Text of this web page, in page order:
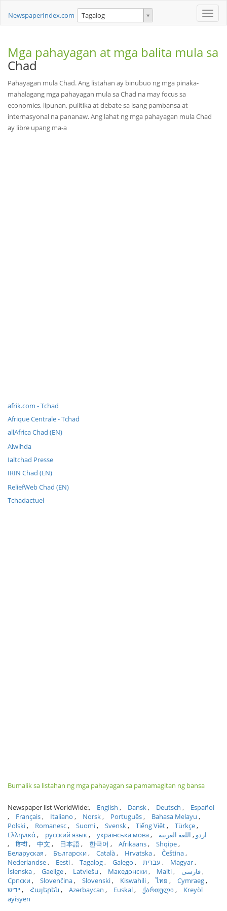
Toggle
NewspaperIndex.com Tagalog
Mga pahayagan at mga balita mula sa
Chad
Pahayagan mula Chad. Ang listahan ay binubuo ng mga pinaka-
mahalagang mga pahayagan mula sa Chad na may focus sa
economics, lipunan, pulitika at debate sa isang pambansa at
internasyonal na pananaw. Ang lahat ng mga pahayagan mula Chad
ay libre upang ma-a
afrik.com - Tchad
Afrique Centrale - Tchad
allAfrica Chad (EN)
Alwihda
Ialtchad Presse
IRIN Chad (EN)
ReliefWeb Chad (EN)
Tchadactuel
Bumalik sa listahan ng mga pahayagan sa pamamagitan ng bansa
Newspaper list WorldWide: English Dansk Deutsch
Español
Français
Italiano Norsk Português
Bahasa Melayu
Polski
Romanesc Suomi Svensk Tiếng Việt
Türkçe
Ελληνικά
русский язык українська мова اردو
اللغة العربية
हिन्दी
中文 日本語 한국어 Afrikaans
Shqipe
Беларуская
Български Català Hrvatska
Čeština
Nederlandse
Eesti Tagalog Galego עברית
Magyar
Íslenska
Gaeilge Latviešu Македонски Malti
فارسی
Српски
Slovenčina Slovenski Kiswahili ไทย
Cymraeg
ייִדיש
Հայերեն Azərbaycan Euskal ქართული
Kreyòl
ayisyen